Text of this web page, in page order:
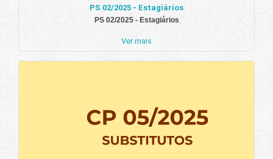
PS 02/2025 - Estagiários
PS 02/2025 - Estagiários
Ver mais